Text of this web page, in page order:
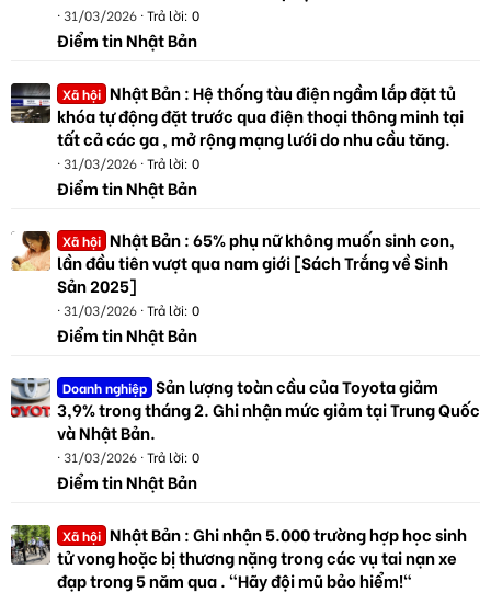
31/03/2026 Trả lời: 0
Điểm tin Nhật Bản
Xã hội Nhật Bản : Hệ thống tàu điện ngầm lắp đặt tủ
khóa tự động đặt trước qua điện thoại thông minh tại
tất cả các ga , mở rộng mạng lưới do nhu cầu tăng.
31/03/2026 Trả lời: 0
Điểm tin Nhật Bản
Xã hội Nhật Bản : 65% phụ nữ không muốn sinh con,
lần đầu tiên vượt qua nam giới [Sách Trắng về Sinh
Sản 2025]
31/03/2026 Trả lời: 0
Điểm tin Nhật Bản
Doanh nghiệp Sản lượng toàn cầu của Toyota giảm
3,9% trong tháng 2. Ghi nhận mức giảm tại Trung Quốc
và Nhật Bản.
31/03/2026 Trả lời: 0
Điểm tin Nhật Bản
Xã hội Nhật Bản : Ghi nhận 5.000 trường hợp học sinh
tử vong hoặc bị thương nặng trong các vụ tai nạn xe
đạp trong 5 năm qua . "Hãy đội mũ bảo hiểm!"